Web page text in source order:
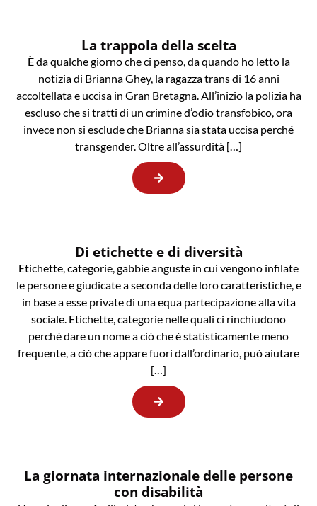
La trappola della scelta
È da qualche giorno che ci penso, da quando ho letto la
notizia di Brianna Ghey, la ragazza trans di 16 anni
accoltellata e uccisa in Gran Bretagna. All’inizio la polizia ha
escluso che si tratti di un crimine d’odio transfobico, ora
invece non si esclude che Brianna sia stata uccisa perché
transgender. Oltre all’assurdità […]
Di etichette e di diversità
Etichette, categorie, gabbie anguste in cui vengono infilate
le persone e giudicate a seconda delle loro caratteristiche, e
in base a esse private di una equa partecipazione alla vita
sociale. Etichette, categorie nelle quali ci rinchiudono
perché dare un nome a ciò che è statisticamente meno
frequente, a ciò che appare fuori dall’ordinario, può aiutare
[…]
La giornata internazionale delle persone
con disabilità